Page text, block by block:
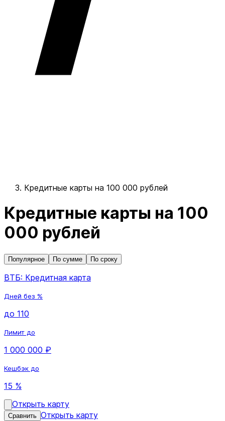
Кредитные карты на 100 000 рублей
Кредитные карты на 100
000 рублей
Популярное По сумме По сроку
ВТБ: Кредитная карта
Дней без %
до 110
Лимит до
1 000 000 ₽
Кешбэк до
15 %
Открыть карту
Сравнить Открыть карту